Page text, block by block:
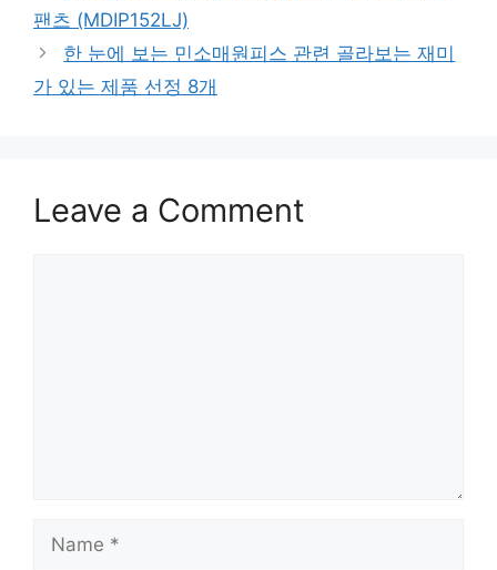
팬츠 (MDIP152LJ)
한 눈에 보는 민소매원피스 관련 골라보는 재미
가 있는 제품 선정 8개
Leave a Comment
Name